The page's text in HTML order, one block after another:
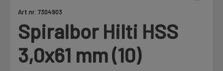
Fag
LOGG UT
Art.nr. 7304903
Spiralbor Hilti HSS
3,0x61 mm (10)